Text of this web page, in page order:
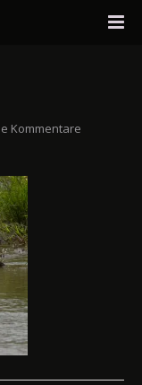
Kommentare